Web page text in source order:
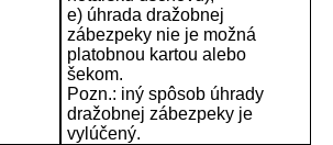
e) úhrada dražobnej
zábezpeky nie je možná
platobnou kartou alebo
šekom.
Pozn.: iný spôsob úhrady
dražobnej zábezpeky je
vylúčený.